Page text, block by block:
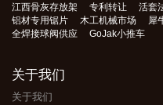
江西骨灰存放架
专利转让 活套
铝材专用锯片
木工机械市场 犀
全焊接球阀供应
GoJak小推车
关于我们
关于我们